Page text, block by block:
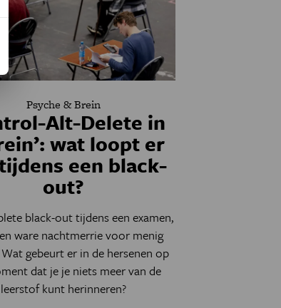
Psyche & Brein
Alt-Delete in
wat loopt er
een black-
out?
black-out tijdens een examen,
ware nachtmerrie voor menig
gebeurt er in de hersenen op
dat je je niets meer van de
leerstof kunt herinneren?